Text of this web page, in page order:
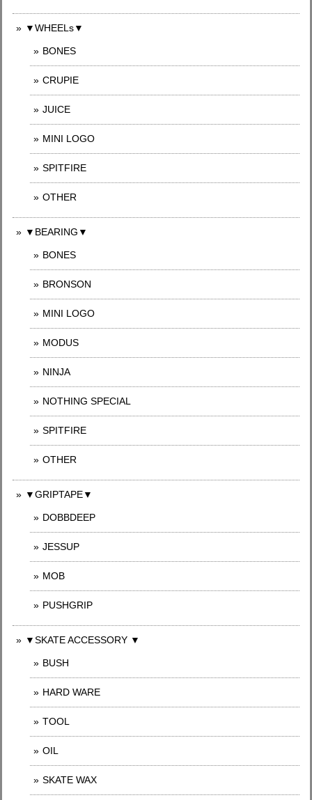
▼WHEELs▼
BONES
CRUPIE
JUICE
MINI LOGO
SPITFIRE
OTHER
▼BEARING▼
BONES
BRONSON
MINI LOGO
MODUS
NINJA
NOTHING SPECIAL
SPITFIRE
OTHER
▼GRIPTAPE▼
DOBBDEEP
JESSUP
MOB
PUSHGRIP
▼SKATE ACCESSORY ▼
BUSH
HARD WARE
TOOL
OIL
SKATE WAX